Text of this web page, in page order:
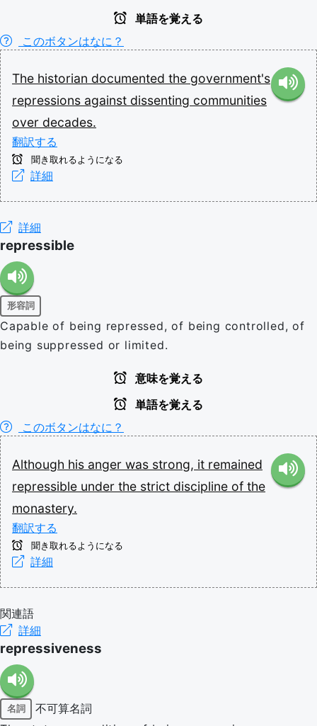
単語を覚える
このボタンはなに？
The historian documented the government's
repressions against dissenting communities
over decades.
翻訳する
聞き取れるようになる
詳細
詳細
repressible
形容詞
Capable of being repressed, of being controlled, of
being suppressed or limited.
意味を覚える
単語を覚える
このボタンはなに？
Although his anger was strong, it remained
repressible under the strict discipline of the
monastery.
翻訳する
聞き取れるようになる
詳細
関連語
詳細
repressiveness
名詞
不可算名詞